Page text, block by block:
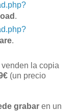
.
.
la copia
(un precio
grabar en un